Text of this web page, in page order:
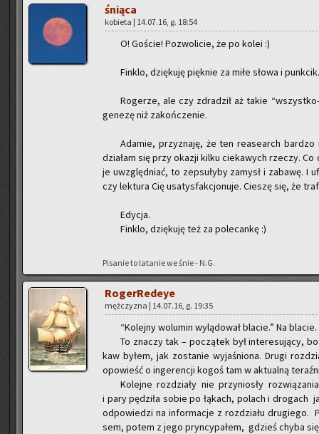
śnią­ca
ko­bie­ta | 14.07.16, g. 18:54
O! Go­ście! Po­zwo­li­cie, że po kolei :)
Fin­klo, dzię­ku­ję pięk­nie za miłe słowa i
Ro­ge­rze, ale czy zdra­dził aż takie
ge­ne­zę niż za­koń­cze­nie.
Ada­mie, przy­zna­ję, że ten re­ase­arch bar­dzo
dzia­łam się przy oka­zji kilku cie­ka­wych rze­czy.
je uwzględ­niać, to ze­psu­ły­by za­mysł i za­ba­wę. I
czy lek­tu­ra Cię usa­tys­fak­cjo­nu­je. Cie­szę się, że
Edy­cja.
Fin­klo, dzię­ku­ję też za po­le­can­kę :)
Pi­sa­nie to la­ta­nie we śnie - N.G.
Ro­ger­Re­deye
męż­czy­zna | 14.07.16, g. 19:35
“Ko­lej­ny wo­lu­min wy­lą­do­wał bla­cie.” Na
To zna­czy tak – po­czą­tek był in­te­re­su­ją­cy,
kaw byłem, jak zo­sta­nie wy­ja­śnio­na. Drugi
opo­wieść o in­ge­ren­cji kogoś tam w ak­tu­al­ną
Ko­lej­ne roz­dzia­ły nie przy­nio­sły
i pary pę­dzi­ła sobie po łą­kach, po­lach i dro­gach
od­po­wie­dzi na in­for­ma­cje z roz­dzia­łu
sem, potem z jego pryn­cy­pa­łem, gdzieś chyba